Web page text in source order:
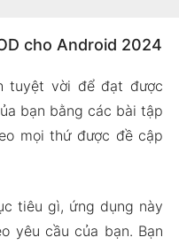
cho Android 2024
tuyệt vời để đạt được
bạn bằng các bài tập
mọi thứ được đề cập
tiêu gì, ứng dụng này
yêu cầu của bạn. Bạn